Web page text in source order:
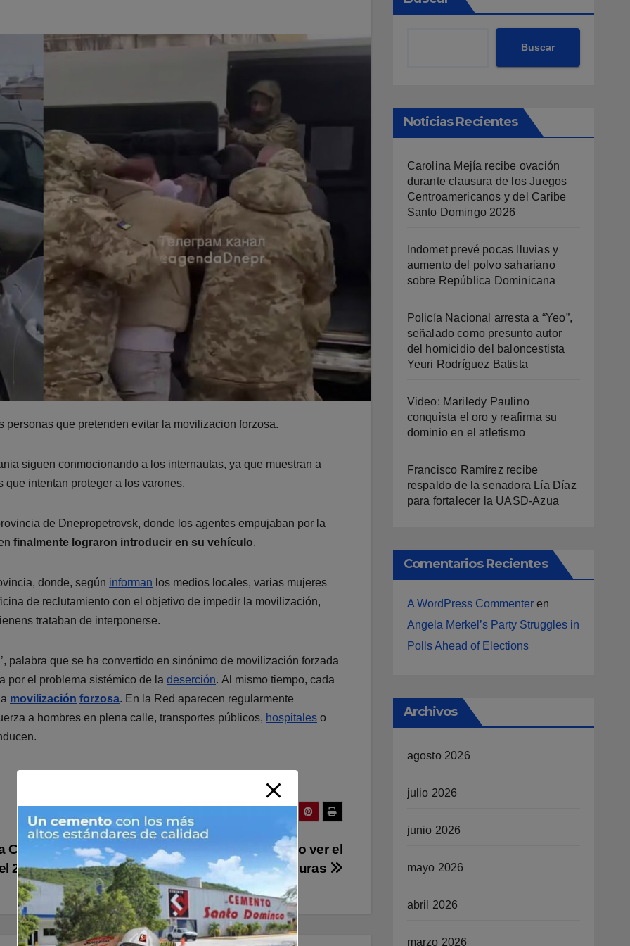
que pretenden evitar la movilizacion forzosa.
siguen conmocionando a los internautas, ya que muestran a
intentan proteger a los varones.
de Dnepropetrovsk, donde los agentes empujaban por la
finalmente lograron introducir en su vehículo.
donde, según informan los medios locales, varias mujeres
de reclutamiento con el objetivo de impedir la movilización,
trataban de interponerse.
palabra que se ha convertido en sinónimo de movilización forzada
por el problema sistémico de la deserción. Al mismo tiempo, cada
movilización forzosa. En la Red aparecen regularmente
a hombres en plena calle, transportes públicos, hospitales o
Nasralla acusa a la UE y a la OEA de no ver el
«fraude» electoral en Honduras
2025
Buscar
Noticias Recientes
Carolina Mejía recibe ovación
durante clausura de los Juegos
Centroamericanos y del Caribe
Santo Domingo 2026
Indomet prevé pocas lluvias y
aumento del polvo sahariano
sobre República Dominicana
Policía Nacional arresta a “Yeo”,
señalado como presunto autor
del homicidio del baloncestista
Yeuri Rodríguez Batista
Video: Mariledy Paulino
conquista el oro y reafirma su
dominio en el atletismo
Francisco Ramírez recibe
respaldo de la senadora Lía Díaz
para fortalecer la UASD-Azua
Comentarios Recientes
A WordPress Commenteren
Angela Merkel’s Party Struggles in
Polls Ahead of Elections
Archivos
agosto 2026
julio 2026
junio 2026
mayo 2026
abril 2026
marzo 2026